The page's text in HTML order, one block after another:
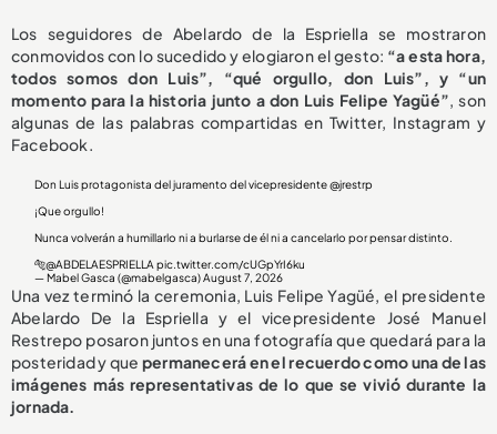
Los seguidores de Abelardo de la Espriella se mostraron
conmovidos con lo sucedido y elogiaron el gesto: “a esta hora,
todos somos don Luis”, “qué orgullo, don Luis”, y “un
momento para la historia junto a don Luis Felipe Yagüé”, son
algunas de las palabras compartidas en Twitter, Instagram y
Facebook.
Don Luis protagonista del juramento del vicepresidente@jrestrp
¡Que orgullo!
Nunca volverán a humillarlo ni a burlarse de él ni a cancelarlo por pensar distinto.
🐅@ABDELAESPRIELLA pic.twitter.com/cUGpYrI6ku
— Mabel Gasca (@mabelgasca)August 7, 2026
Una vez terminó la ceremonia, Luis Felipe Yagüé, el presidente
Abelardo De la Espriella y el vicepresidente José Manuel
Restrepo posaron juntos en una fotografía que quedará para la
posteridad y quepermanecerá en el recuerdo como una de las
imágenes más representativas de lo que se vivió durante la
jornada.